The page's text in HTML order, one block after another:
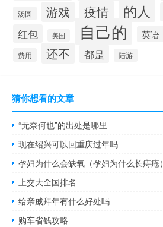
汤圆 游戏 疫情 的人
红包
美国 自己的 英语
费用 还不 都是 陆游
猜你想看的文章
“无奈何也”的出处是哪里
现在绍兴可以回重庆过年吗
孕妇为什么会缺氧（孕妇为什么长痔疮）
上交大全国排名
给亲戚拜年有什么好处吗
购车省钱攻略